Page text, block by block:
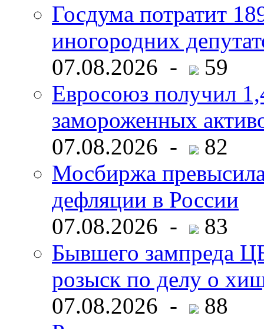
Госдума потратит
иногородних
07.08.2026 -
59
Евросоюз получил
замороженных
07.08.2026 -
82
Мосбиржа
дефляции в России
07.08.2026 -
83
Бывшего зампреда
розыск по делу о
07.08.2026 -
88